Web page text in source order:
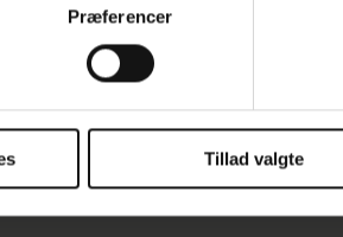
og bruge data for at kunne
fra tredjeparter til at at optimere
Præferencer
Tillad valgte